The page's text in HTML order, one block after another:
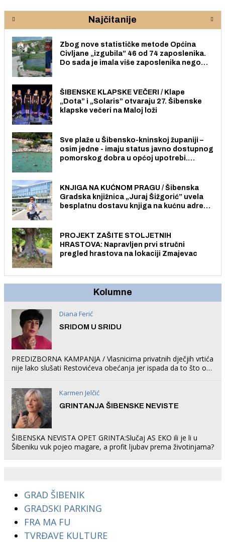
Najčitanije
Zbog nove statističke metode Općina
Civljane „izgubila” 46 od 74 zaposlenika.
Do sada je imala više zaposlenika nego
ŠIBENSKE KLAPSKE VEČERI / Klape
„Dota” i „Solaris” otvaraju 27. Šibenske
klapske večeri na Maloj loži
Sve plaže u Šibensko-kninskoj županiji –
osim jedne - imaju status javno dostupnog
pomorskog dobra u općoj upotrebi.
KNJIGA NA KUĆNOM PRAGU / Šibenska
Gradska knjižnica „Juraj Šižgorić” uvela
besplatnu dostavu knjiga na kućnu adresu
PROJEKT ZAŠITE STOLJETNIH
HRASTOVA: Napravljen prvi stručni
pregled hrastova na lokaciji Zmajevac
Kolumne
Diana Ferić
SRIDOM U SRIDU
PREDIZBORNA KAMPANJA / Vlasnicima privatnih dječjih vrtića
nije lako slušati Restovićeva obećanja jer ispada da to što oni
Karmen Jelčić
GRINTANJA ŠIBENSKE NEVISTE
ŠIBENSKA NEVISTA OPET GRINTA:Slučaj AS EKO ili je li u
Šibeniku vuk pojeo magare, a profit ljubav prema životinjama?
GRAD ŠIBENIK
GRADSKI PARKING
FRA MA FU
TVRĐAVE KULTURE